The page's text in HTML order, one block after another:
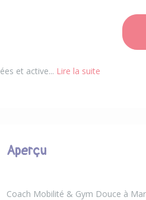
et active... Lire la suite
Aperçu
Coach Mobilité & Gym Douce à